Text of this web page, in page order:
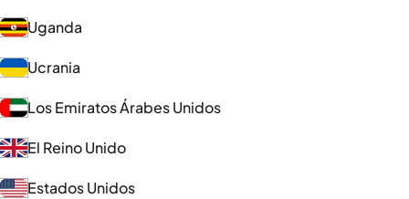
Uganda
Ucrania
Los Emiratos Árabes Unidos
El Reino Unido
Estados Unidos